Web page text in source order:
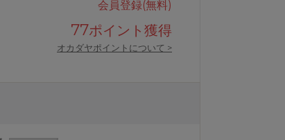
会員登録(無料)
77ポイント獲得
オカダヤポイントについて >